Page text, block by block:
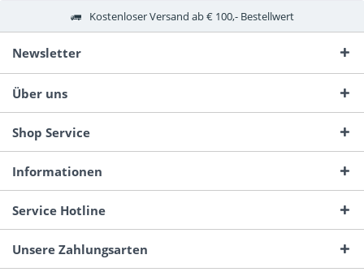
Kostenloser Versand ab € 100,- Bestellwert
Newsletter
Über uns
Shop Service
Informationen
Service Hotline
Unsere Zahlungsarten